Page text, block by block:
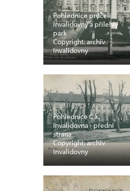
Pohlednice průčelí
Invalidovny a přilehlý
park
Copyright: archiv
Invalidovny
Pohlednice C.k.
Invalidovna - přední
strana
Copyright: archiv
Invalidovny